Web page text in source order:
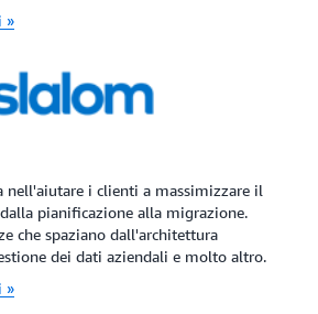
»
nell'aiutare i clienti a massimizzare il
pianificazione alla migrazione.
che spaziano dall'architettura
dei dati aziendali e molto altro.
»